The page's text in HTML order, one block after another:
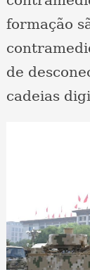
formação
de
cadeias